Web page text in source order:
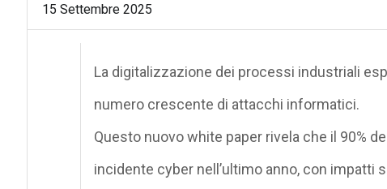
15 Settembre 2025
La digitalizzazione dei processi industriali
numero crescente di attacchi informatici.
Questo nuovo white paper rivela che il 90%
incidente cyber nell’ultimo anno, con impatti